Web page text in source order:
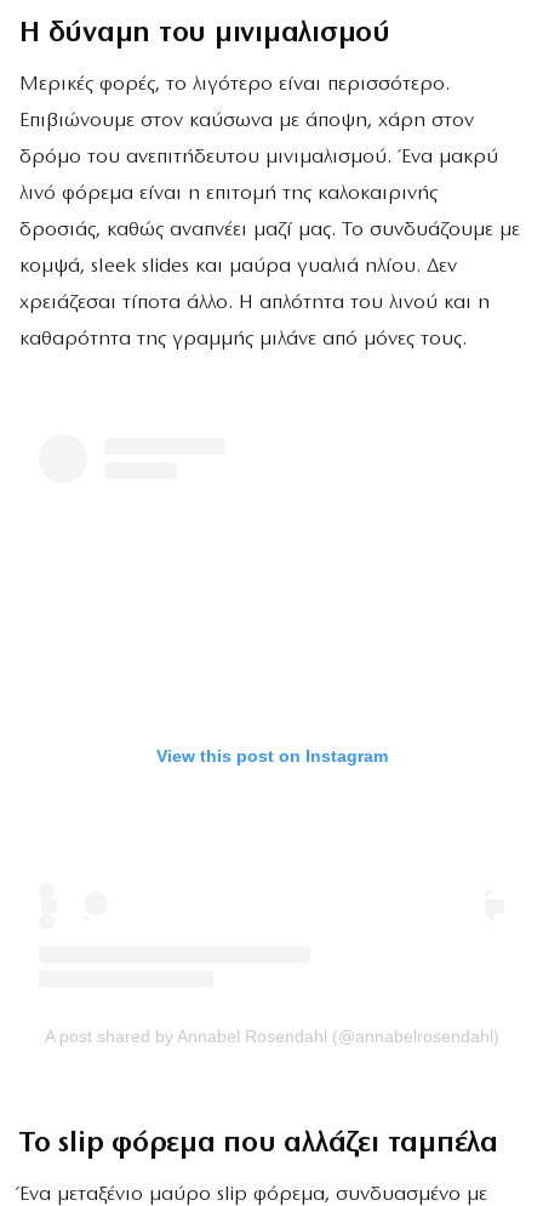
Η δύναμη του μινιμαλισμού
Μερικές φορές, το λιγότερο είναι περισσότερο.
Επιβιώνουμε στον καύσωνα με άποψη, χάρη στον
δρόμο του ανεπιτήδευτου μινιμαλισμού. Ένα μακρύ
λινό φόρεμα είναι η επιτομή της καλοκαιρινής
δροσιάς, καθώς αναπνέει μαζί μας. Το συνδυάζουμε με
κομψά, sleek slides και μαύρα γυαλιά ηλίου. Δεν
χρειάζεσαι τίποτα άλλο. Η απλότητα του λινού και η
καθαρότητα της γραμμής μιλάνε από μόνες τους.
View this post on Instagram
A post shared by Annabel Rosendahl (@annabelrosendahl)
Το slip φόρεμα που αλλάζει ταμπέλα
Ένα μεταξένιο μαύρο slip φόρεμα, συνδυασμένο με